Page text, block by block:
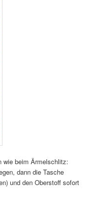
wie beim Ärmelschlitz:
dann die Tasche
und den Oberstoff sofort